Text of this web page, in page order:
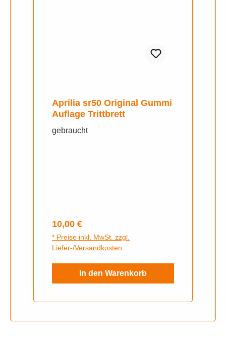
Aprilia sr50 Original Gummi
Auflage Trittbrett
gebraucht
Regulärer Preis:
10,00 €
* Preise inkl. MwSt. zzgl.
Liefer-/Versandkosten
In den Warenkorb